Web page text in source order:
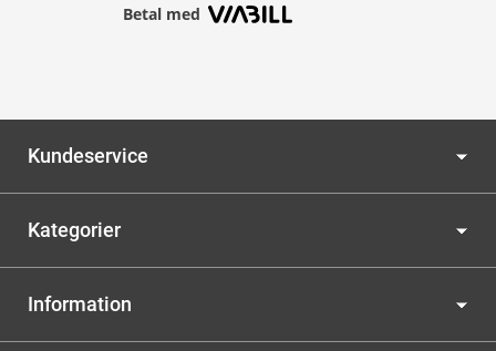
Betal med
Kundeservice
Kategorier
Information